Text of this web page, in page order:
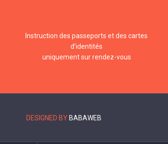
Instruction des passeports et des cartes
d’identités
uniquement sur rendez-vous
DESIGNED BY BABAWEB